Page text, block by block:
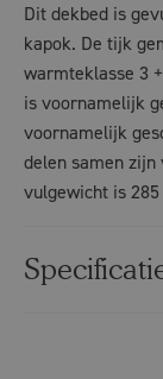
Dit dekbed is
kapok. De tijk
warmteklasse 3
is voornamelijk
voornamelijk
delen samen
vulgewicht is